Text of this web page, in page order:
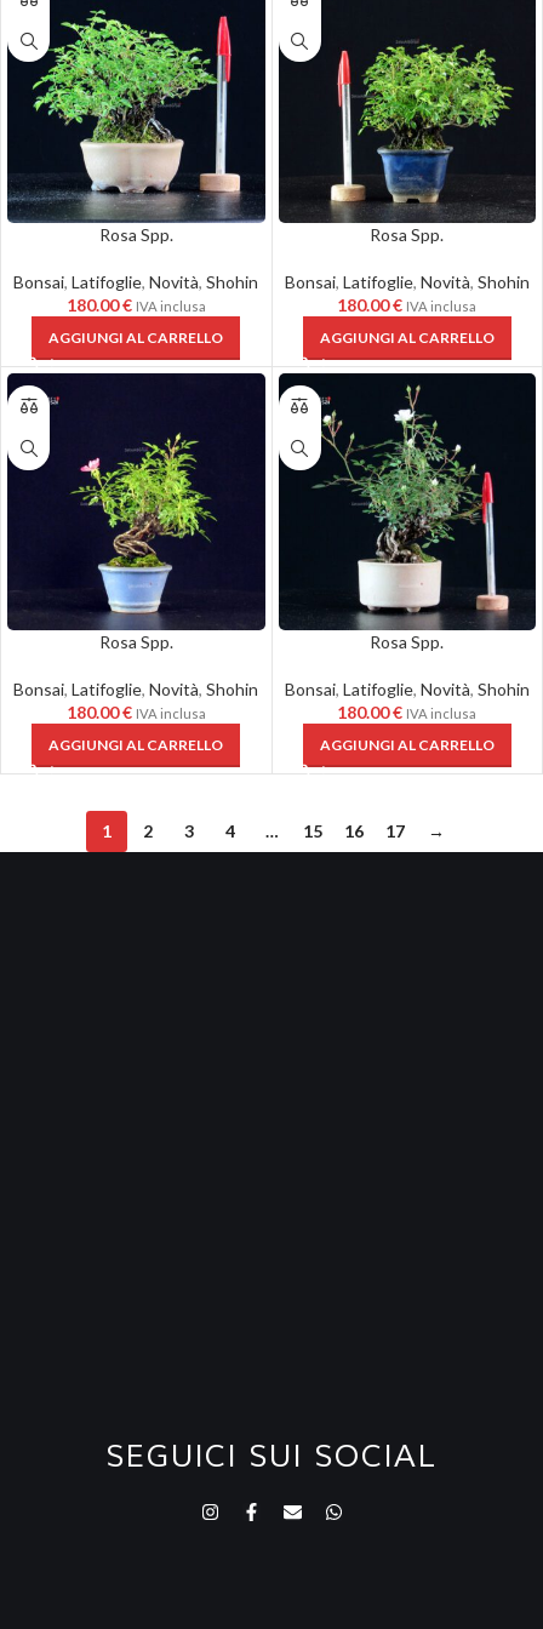
Rosa Spp.
Bonsai,Latifoglie,Novità,Shohin
180.00€ IVA inclusa
AGGIUNGI AL CARRELLO
Rosa Spp.
Bonsai, Latifoglie, Novità, Shohin
180.00€ IVA inclusa
AGGIUNGI AL CARRELLO
Rosa Spp.
Bonsai,Latifoglie,Novità,Shohin
180.00€ IVA inclusa
AGGIUNGI AL CARRELLO
Rosa Spp.
Bonsai, Latifoglie, Novità, Shohin
180.00€ IVA inclusa
AGGIUNGI AL CARRELLO
1 2 3 4 … 15 16 17 →
SEGUICI SUI SOCIAL